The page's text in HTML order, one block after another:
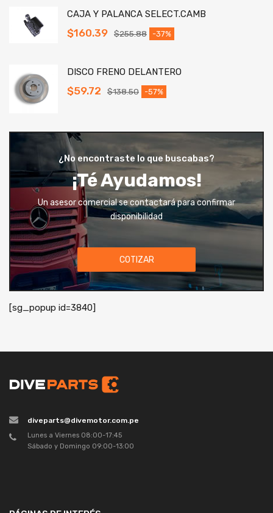
CAJA Y PALANCA SELECT.CAMB
$255.88
$160.39 -37%
DISCO FRENO DELANTERO
$138.50
$59.72 -57%
¿No encontraste lo que buscabas?
¡Té Ayudamos!
Un asesor comercial se contactará para confirmar
disponibilidad
COTIZAR
[sg_popup id=3840]
diveparts@divemotor.com.pe
Lunes a Viernes 08:00-17:45
Sábado y Domingo 09:00-13:00